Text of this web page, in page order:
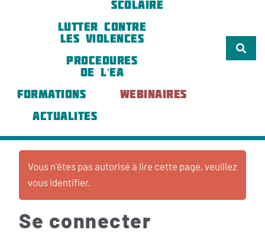
SCOLAIRE
LUTTER CONTRE
LES VIOLENCES
PROCEDURES
DE L'EA
FORMATIONS
WEBINAIRES
ACTUALITES
Vous n'êtes pas autorisé à lire cette page, veuillez
vous identifier.
Se connecter